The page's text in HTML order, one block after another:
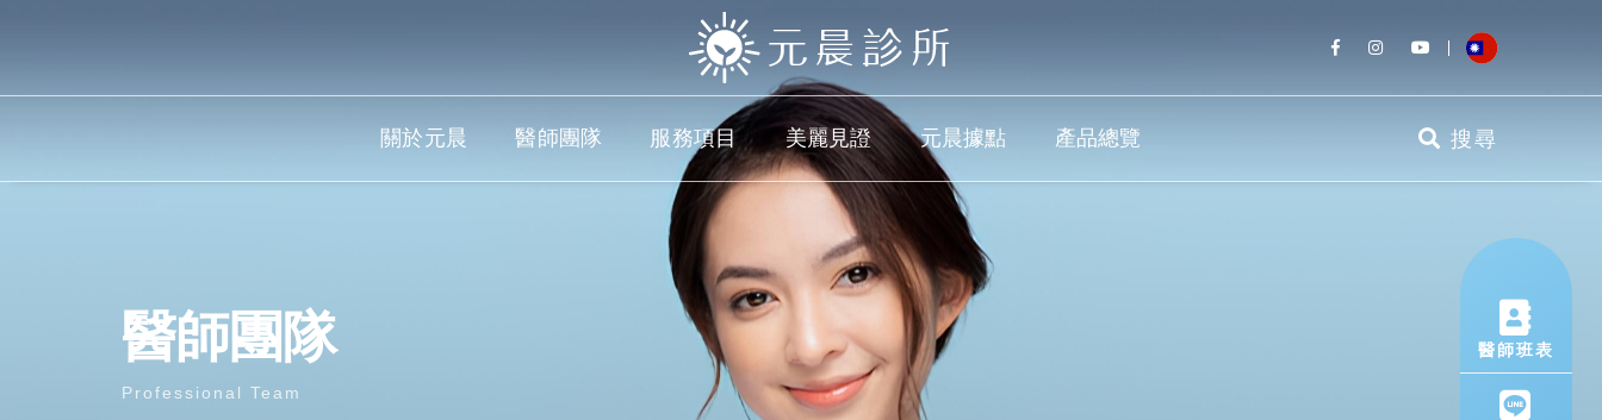
關於元晨 醫師團隊 服務項目 美麗見證 元晨據點 產品總覽 搜尋
醫師團隊
Professional Team
醫師班表